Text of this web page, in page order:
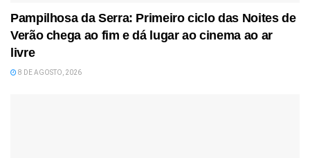
Pampilhosa da Serra: Primeiro ciclo das Noites de
Verão chega ao fim e dá lugar ao cinema ao ar
livre
8 DE AGOSTO, 2026